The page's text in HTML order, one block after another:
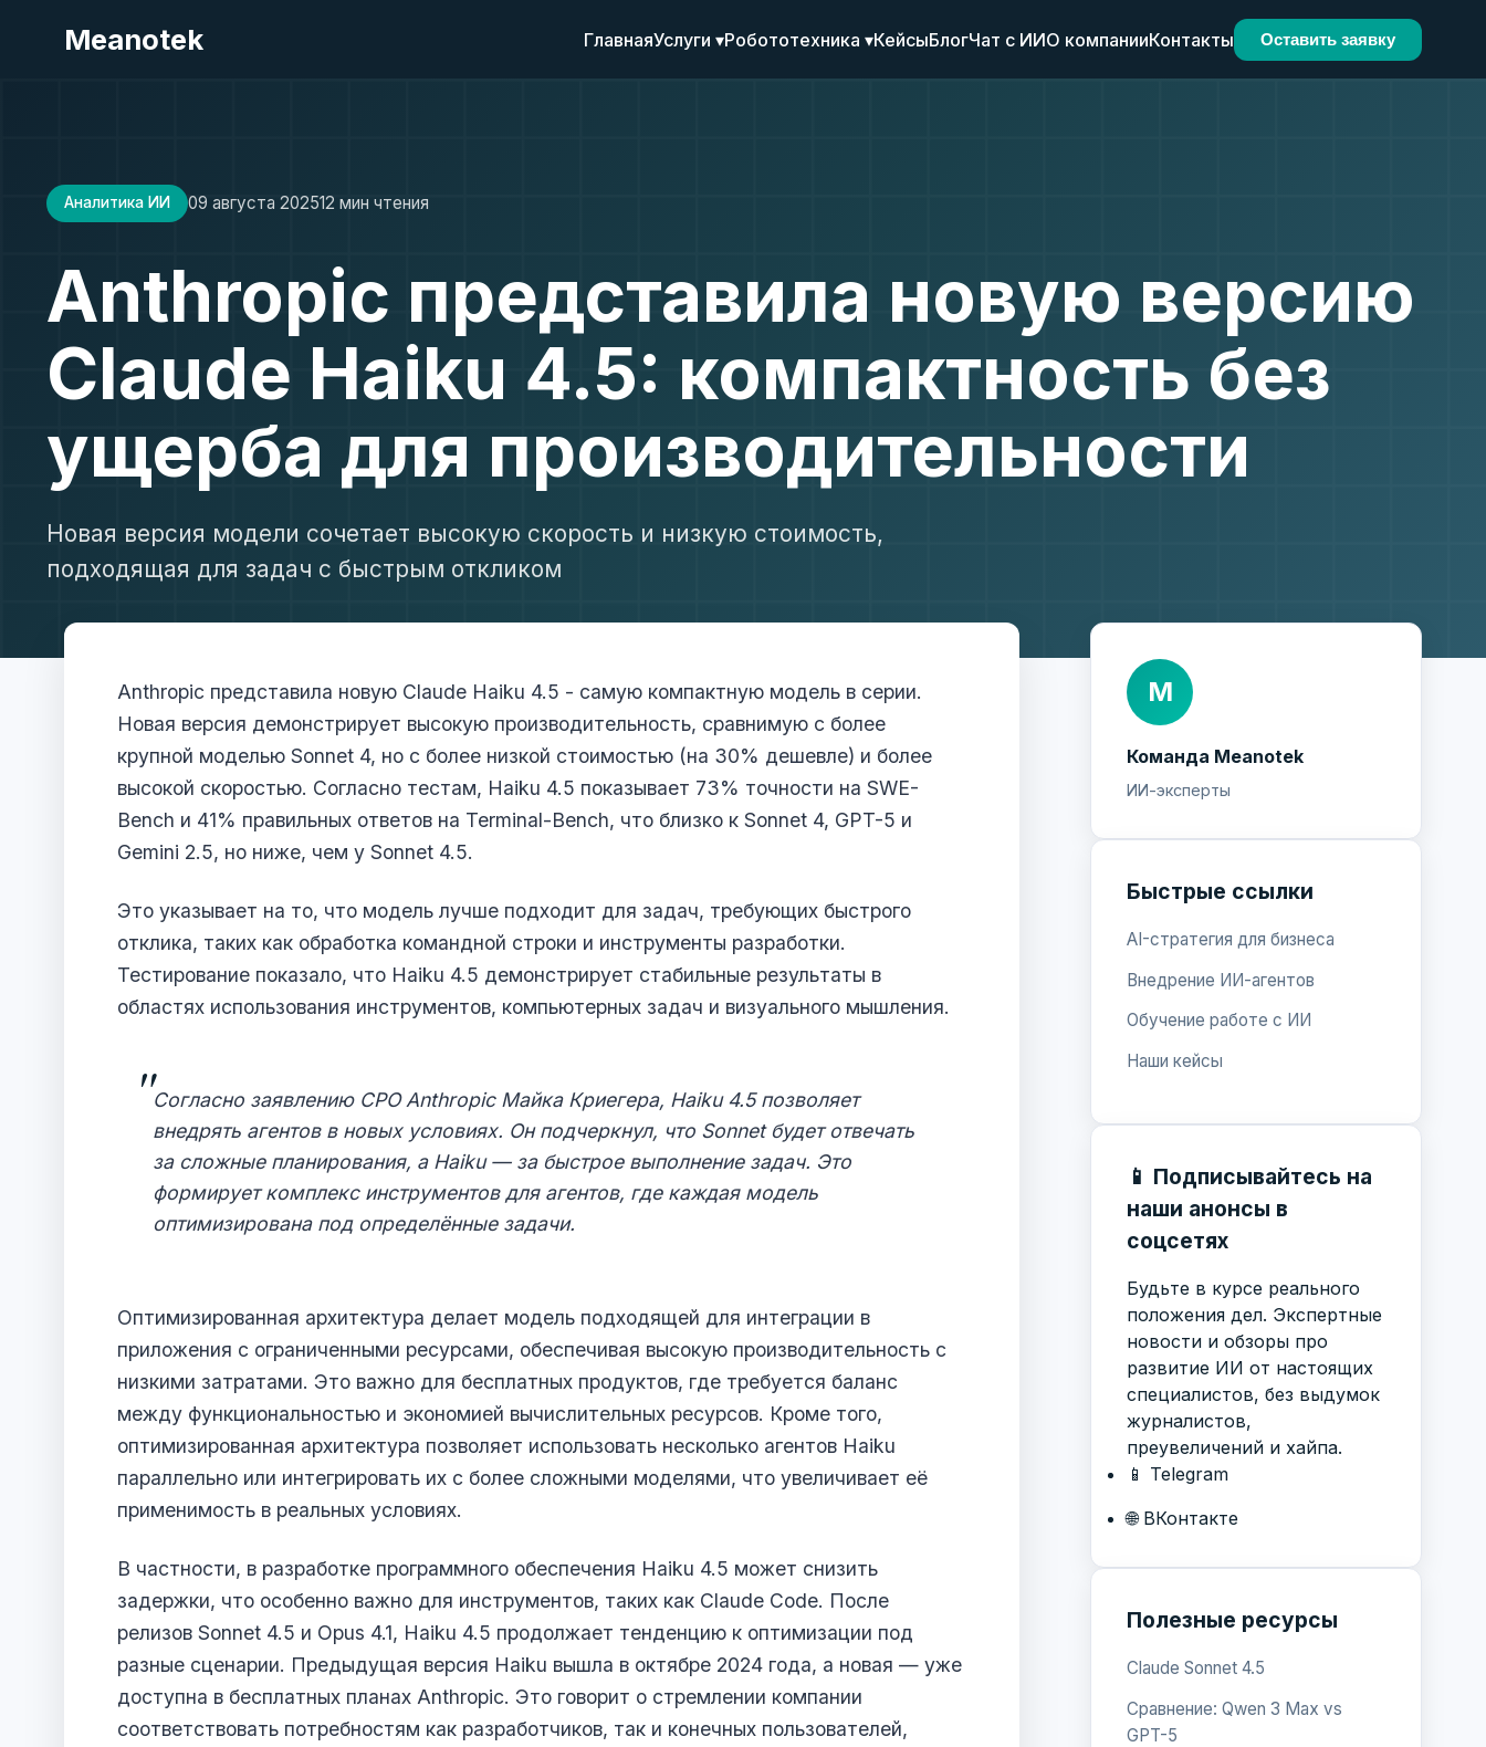
Meanotek ГлавнаяУслуги ▾Робототехника ▾КейсыБлогЧат с ИИО компанииКонтакты Оставить заявку
Аналитика ИИ 09 августа 202512 мин чтения
Anthropic представила новую версию
Claude Haiku 4.5: компактность без
ущерба для производительности
Новая версия модели сочетает высокую скорость и низкую стоимость,
подходящая для задач с быстрым откликом
Anthropic представила новую Claude Haiku 4.5 - самую компактную модель в серии.
Новая версия демонстрирует высокую производительность, сравнимую с более
крупной моделью Sonnet 4, но с более низкой стоимостью (на 30% дешевле) и более
высокой скоростью. Согласно тестам, Haiku 4.5 показывает 73% точности на SWE-
Bench и 41% правильных ответов на Terminal-Bench, что близко к Sonnet 4, GPT-5 и
Gemini 2.5, но ниже, чем у Sonnet 4.5.
Это указывает на то, что модель лучше подходит для задач, требующих быстрого
отклика, таких как обработка командной строки и инструменты разработки.
Тестирование показало, что Haiku 4.5 демонстрирует стабильные результаты в
областях использования инструментов, компьютерных задач и визуального мышления.
Согласно заявлению CPO Anthropic Майка Криегера, Haiku 4.5 позволяет
внедрять агентов в новых условиях. Он подчеркнул, что Sonnet будет отвечать
за сложные планирования, а Haiku — за быстрое выполнение задач. Это
формирует комплекс инструментов для агентов, где каждая модель
оптимизирована под определённые задачи.
Оптимизированная архитектура делает модель подходящей для интеграции в
приложения с ограниченными ресурсами, обеспечивая высокую производительность с
низкими затратами. Это важно для бесплатных продуктов, где требуется баланс
между функциональностью и экономией вычислительных ресурсов. Кроме того,
оптимизированная архитектура позволяет использовать несколько агентов Haiku
параллельно или интегрировать их с более сложными моделями, что увеличивает её
применимость в реальных условиях.
В частности, в разработке программного обеспечения Haiku 4.5 может снизить
задержки, что особенно важно для инструментов, таких как Claude Code. После
релизов Sonnet 4.5 и Opus 4.1, Haiku 4.5 продолжает тенденцию к оптимизации под
разные сценарии. Предыдущая версия Haiku вышла в октябре 2024 года, а новая — уже
доступна в бесплатных планах Anthropic. Это говорит о стремлении компании
соответствовать потребностям как разработчиков, так и конечных пользователей,
М
Команда Meanotek
ИИ-эксперты
Быстрые ссылки
AI-стратегия для бизнеса
Внедрение ИИ-агентов
Обучение работе с ИИ
Наши кейсы
📱 Подписывайтесь на
наши анонсы в
соцсетях
Будьте в курсе реального
положения дел. Экспертные
новости и обзоры про
развитие ИИ от настоящих
специалистов, без выдумок
журналистов,
преувеличений и хайпа.
📱 Telegram
🌐 ВКонтакте
Полезные ресурсы
Claude Sonnet 4.5
Сравнение: Qwen 3 Max vs
GPT-5